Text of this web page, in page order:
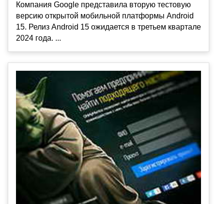
Компания Google представила вторую тестовую
версию открытой мобильной платформы Android
15. Релиз Android 15 ожидается в третьем квартале
2024 года. ...